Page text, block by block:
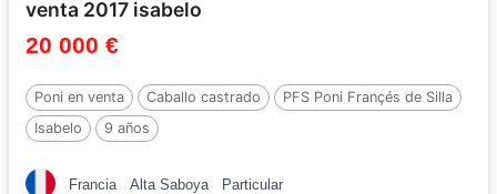
venta 2017 isabelo
20 000 €
Poni en venta Caballo castrado
PFS Poni Françés de Silla
Isabelo
9 años
Francia Alta Saboya Particular